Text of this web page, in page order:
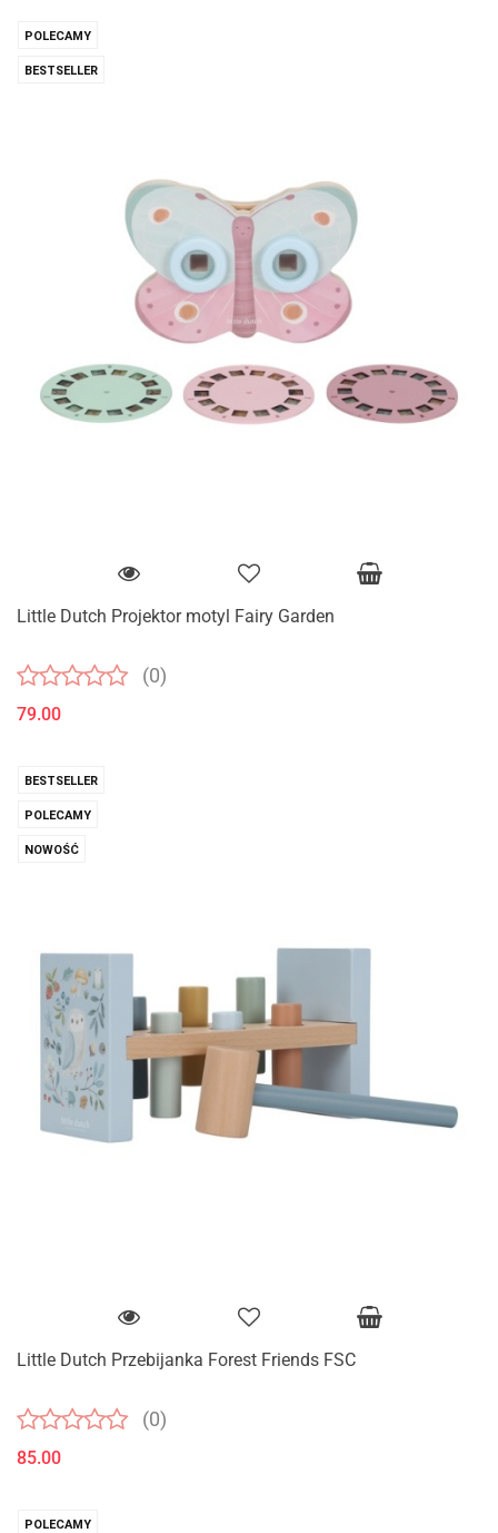
POLECAMY
BESTSELLER
Little Dutch Projektor motyl Fairy Garden
(0)
79.00
BESTSELLER
POLECAMY
NOWOŚĆ
Little Dutch Przebijanka Forest Friends FSC
(0)
85.00
POLECAMY